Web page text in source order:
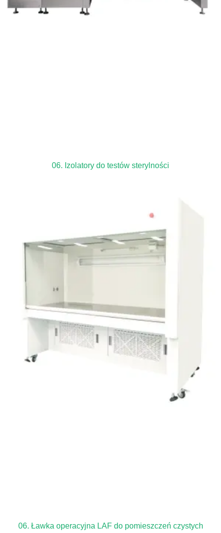
06. Izolatory do testów sterylności
06. Ławka operacyjna LAF do pomieszczeń czystych